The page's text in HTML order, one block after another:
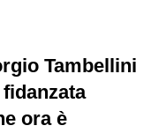
Tambellini
ora è